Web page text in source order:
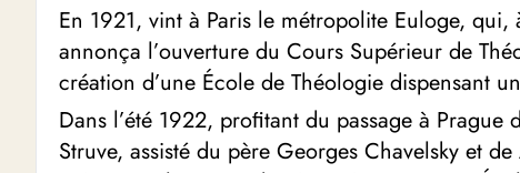
En 1921, vint à Paris le métropolite Euloge,
annonça l’ouverture du Cours Supérieur de
création d’une École de Théologie dispensant
Dans l’été 1922, proﬁtant du passage à
Struve, assisté du père Georges Chavelsky et